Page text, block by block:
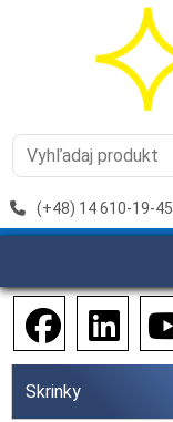
(+48) 14 610-19-45
Skrinky